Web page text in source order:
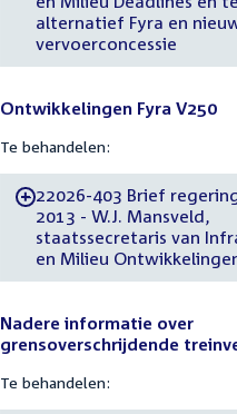
alternatief Fyra en
vervoerconcessie
Ontwikkelingen Fyra V250
Te behandelen:
-22026-403 Brief
2013 - W.J. Mansveld,
staatssecretaris van
en Milieu
Nadere informatie over
grensoverschrijdende
Te behandelen: